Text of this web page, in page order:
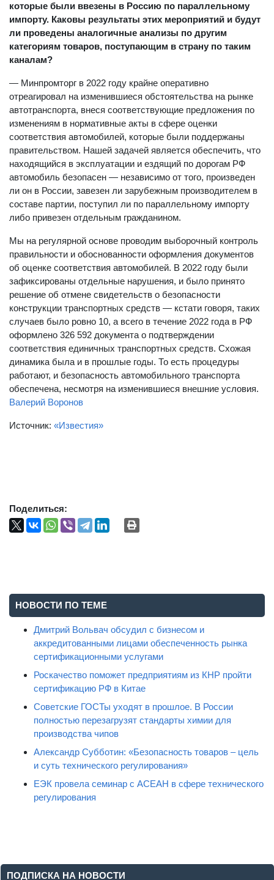
которые были ввезены в Россию по параллельному
импорту. Каковы результаты этих мероприятий и будут
ли проведены аналогичные анализы по другим
категориям товаров, поступающим в страну по таким
каналам?
— Минпромторг в 2022 году крайне оперативно
отреагировал на изменившиеся обстоятельства на рынке
автотранспорта, внеся соответствующие предложения по
изменениям в нормативные акты в сфере оценки
соответствия автомобилей, которые были поддержаны
правительством. Нашей задачей является обеспечить, что
находящийся в эксплуатации и ездящий по дорогам РФ
автомобиль безопасен — независимо от того, произведен
ли он в России, завезен ли зарубежным производителем в
составе партии, поступил ли по параллельному импорту
либо привезен отдельным гражданином.
Мы на регулярной основе проводим выборочный контроль
правильности и обоснованности оформления документов
об оценке соответствия автомобилей. В 2022 году были
зафиксированы отдельные нарушения, и было принято
решение об отмене свидетельств о безопасности
конструкции транспортных средств — кстати говоря, таких
случаев было ровно 10, а всего в течение 2022 года в РФ
оформлено 326 592 документа о подтверждении
соответствия единичных транспортных средств. Схожая
динамика была и в прошлые годы. То есть процедуры
работают, и безопасность автомобильного транспорта
обеспечена, несмотря на изменившиеся внешние условия.
Валерий Воронов
Источник: «Известия»
Поделиться:
НОВОСТИ ПО ТЕМЕ
Дмитрий Вольвач обсудил с бизнесом и
аккредитованными лицами обеспеченность рынка
сертификационными услугами
Роскачество поможет предприятиям из КНР пройти
сертификацию РФ в Китае
Советские ГОСТы уходят в прошлое. В России
полностью перезагрузят стандарты химии для
производства чипов
Александр Субботин: «Безопасность товаров – цель
и суть технического регулирования»
ЕЭК провела семинар с АСЕАН в сфере технического
регулирования
ПОДПИСКА НА НОВОСТИ